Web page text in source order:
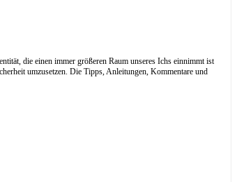
die einen immer größeren Raum unseres Ichs einnimmt ist
umzusetzen. Die Tipps, Anleitungen, Kommentare und